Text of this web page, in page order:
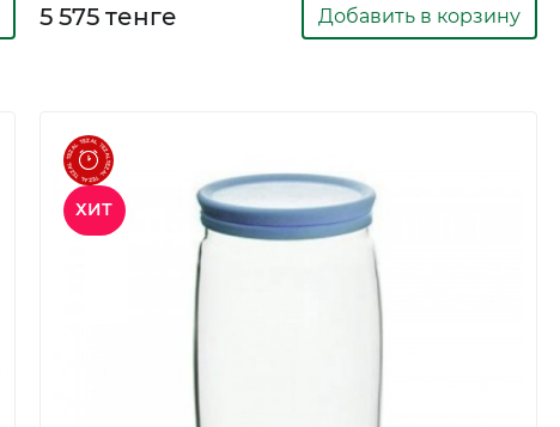
5 575 тенге Добавить в корзину
ХИТ